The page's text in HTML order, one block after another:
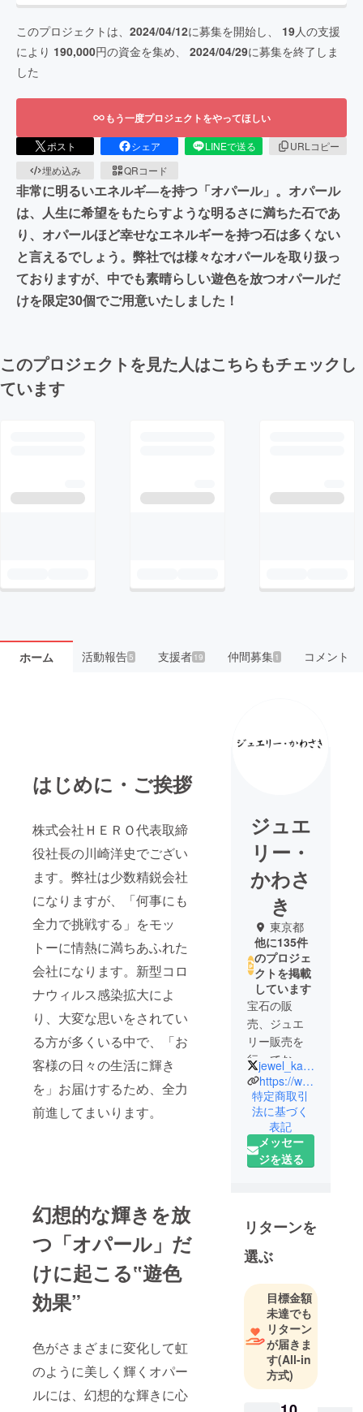
このプロジェクトは、 2024/04/12に募集を開始し、 19人の支援
により 190,000円の資金を集め、 2024/04/29に募集を終了しま
した
もう一度プロジェクトをやってほしい
ポスト シェア LINEで送る
URLコピー
埋め込み
QRコード
非常に明るいエネルギ―を持つ「オパール」。オパール
は、人生に希望をもたらすような明るさに満ちた石であ
り、オパールほど幸せなエネルギーを持つ石は多くない
と言えるでしょう。弊社では様々なオパールを取り扱っ
ておりますが、中でも素晴らしい遊色を放つオパールだ
けを限定30個でご用意いたしました！
このプロジェクトを見た人はこちらもチェックし
ています
ホーム 活動報告5 支援者 19 仲間募集 1 コメント
はじめに・ご挨拶
株式会社ＨＥＲＯ代表取締
役社長の川崎洋史でござい
ます。弊社は少数精鋭会社
になりますが、「何事にも
全力で挑戦する」をモッ
トーに情熱に満ちあふれた
会社になります。新型コロ
ナウィルス感染拡大によ
り、大変な思いをされてい
る方が多くいる中で、「お
客様の日々の生活に輝き
を」お届けするため、全力
前進してまいります。
幻想的な輝きを放
つ「オパール」だ
けに起こる‟遊色
効果”
色がさまざまに変化して虹
のように美しく輝くオパー
ルには、幻想的な輝きに心
ジュエ
リー・
かわさ
き
東京都
他に135件
のプロジェ
クトを掲載
しています
宝石の販
売、ジュエ
リー販売を
行っており
ます「ジュ
エリー・か
わさき」代
表の川崎と
申します。
現地の市場
ど、世界中
から数多く
の宝石収集
ります。
jewel_kawasaki
https://www.jewelrykawasaki.com/
特定商取引
法に基づく
表記
メッセー
ジを送る
リターンを
選ぶ
目標金額
未達でも
リターン
が届きま
す(All-in
方式)